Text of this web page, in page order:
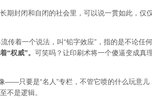
期封闭和自闭的社会里，可以说一贯如此，仅
传着一个说法，叫“铅字效应”，指的是不论任
“权威”。 可笑吗？让印刷术将一个傻逼变成真
——只要是“名人”专栏，不管它喷的什么玩意
不是逻辑。